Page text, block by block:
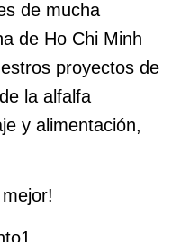
de mucha
de Ho Chi Minh
proyectos de
la alfalfa
y alimentación,